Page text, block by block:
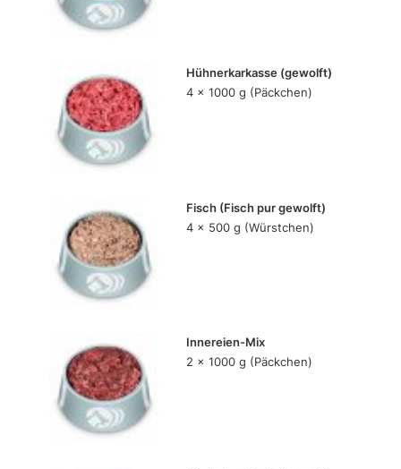
Hühnerkarkasse (gewolft)
4 x 1000 g (Päckchen)
Fisch (Fisch pur gewolft)
4 x 500 g (Würstchen)
Innereien-Mix
2 x 1000 g (Päckchen)